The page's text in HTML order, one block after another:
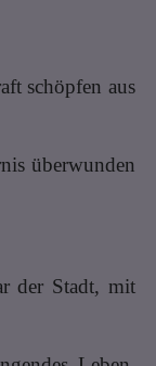
schöpfen aus
überwunden
der Stadt, mit